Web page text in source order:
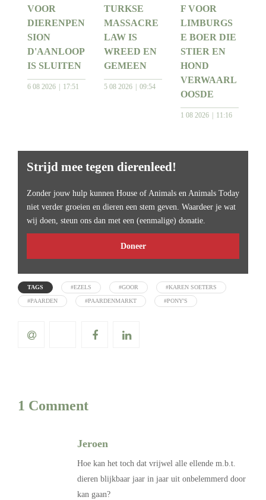
VOOR
DIERENPEN
SION
D'AANLOOP
IS SLUITEN
6 08 2026 17:51
TURKSE
MASSACRE
LAW IS
WREED EN
GEMEEN
5 08 2026 09:54
F VOOR
LIMBURGS
E BOER DIE
STIER EN
HOND
VERWAARL
OOSDE
1 08 2026 11:16
Strijd mee tegen dierenleed!
Zonder jouw hulp kunnen House of Animals en Animals Today
niet verder groeien en dieren een stem geven. Waardeer je wat
wij doen, steun ons dan met een (eenmalige) donatie.
Doneer
TAGS #EZELS #GOOR #KAREN SOETERS
#PAARDEN #PAARDENMARKT #PONY'S
1 Comment
Jeroen
Hoe kan het toch dat vrijwel alle ellende m.b.t.
dieren blijkbaar jaar in jaar uit onbelemmerd door
kan gaan?